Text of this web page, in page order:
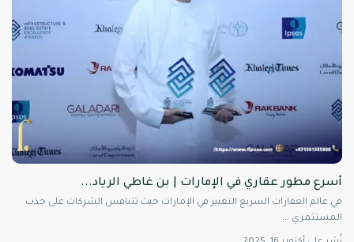
أسرع مطور عقاري في الإمارات | بن غاطي الرياد...
في عالم العقارات السريع التغيير في الإمارات حيث تتنافس الشركات على جذب
المستثمري ...